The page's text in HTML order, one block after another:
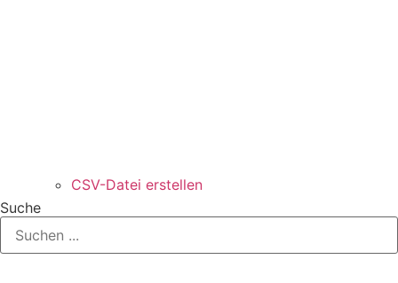
CSV-Datei erstellen
Suche